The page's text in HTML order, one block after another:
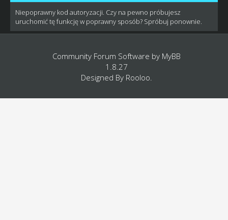
Niepoprawny kod autoryzacji. Czy na pewno próbujesz
uruchomić tę funkcję w poprawny sposób? Spróbuj ponownie.
Community Forum Software by MyBB
1.8.27
Designed By Rooloo.